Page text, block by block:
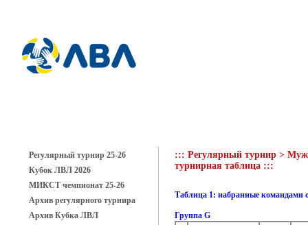
Регулярный турнир 25-26
Кубок ЛВЛ 2026
МИКСТ чемпионат 25-26
Архив регулярного турнира
Архив Кубка ЛВЛ
::: Регулярный турнир >
турнирная таблица :::
Таблица 1: набранные командами
Группа G